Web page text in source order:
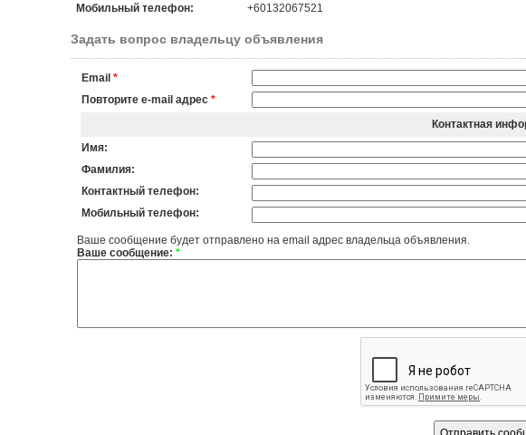
Мобильный телефон:
+60132067521
Задать вопрос владельцу объявления
Email *
Повторите e-mail адрес *
Контактная
Имя:
Фамилия:
Контактный телефон:
Мобильный телефон:
Ваше сообщение будет отправлено на email адрес владельца объявления.
Ваше сообщение: *